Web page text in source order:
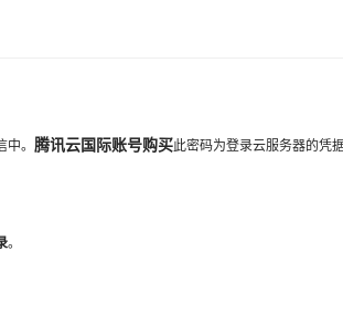
。 腾讯云国际账号购买此密码为登录云服务器的凭
。